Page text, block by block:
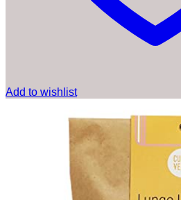
Add to wishlist